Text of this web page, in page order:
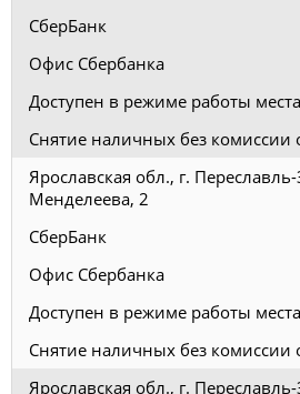
СберБанк
Офис Сбербанка
Доступен в режиме работы
Снятие наличных без комиссии
Ярославская обл., г.
Менделеева, 2
СберБанк
Офис Сбербанка
Доступен в режиме работы
Снятие наличных без комиссии
Ярославская обл., г.